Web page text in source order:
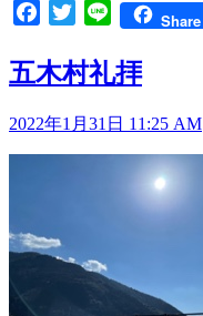
Facebook
TwitterLine Share
五木村礼拝
2022年1月31日 11:25 AM